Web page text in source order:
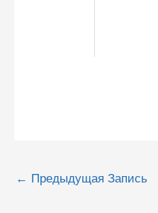
Навигация
← Предыдущая Запись